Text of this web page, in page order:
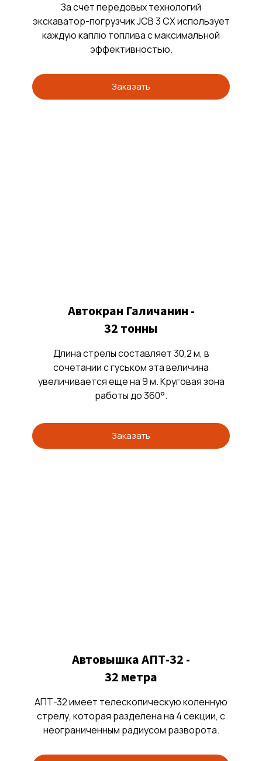
За счет передовых технологий
экскаватор-погрузчик JCB 3 CX использует
каждую каплю топлива с максимальной
эффективностью.
Заказать
Автокран Галичанин -
32 тонны
Длина стрелы составляет 30,2 м, в
сочетании с гуськом эта величина
увеличивается еще на 9 м. Круговая зона
работы до 360°.
Заказать
Автовышка АПТ-32 -
32 метра
АПТ-32 имеет телескопическую коленную
стрелу, которая разделена на 4 секции, с
неограниченным радиусом разворота.